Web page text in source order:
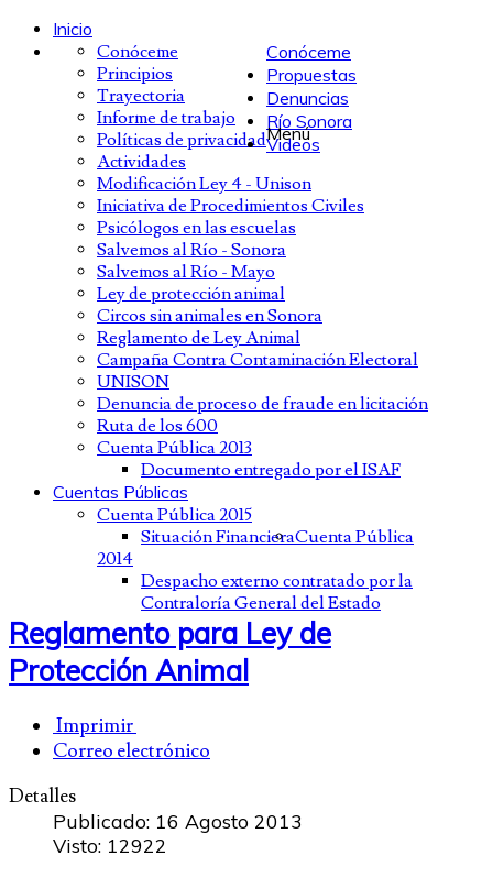
Inicio
Conóceme
Conóceme
Principios
Trayectoria
Informe de trabajo
Políticas de privacidad
Actividades
Propuestas
Modificación Ley 4 - Unison
Iniciativa de Procedimientos Civiles
Psicólogos en las escuelas
Salvemos al Río - Sonora
Salvemos al Río - Mayo
Ley de protección animal
Circos sin animales en Sonora
Reglamento de Ley Animal
Campaña Contra Contaminación Electoral
UNISON
Denuncias
Denuncia de proceso de fraude en licitación
Ruta de los 600
Cuenta Pública 2013
Documento entregado por el ISAF
Río Sonora
Videos
Cuentas Públicas
Cuenta Pública 2015
Situación FinancieraCuenta Pública
2014
Despacho externo contratado por la
Contraloría General del Estado
Menú
Reglamento para Ley de
Protección Animal
Imprimir
Correo electrónico
Detalles
Publicado: 16 Agosto 2013
Visto: 12922